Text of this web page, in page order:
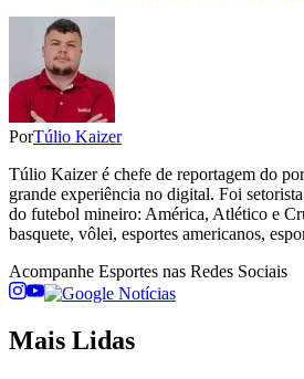
PorTúlio Kaizer
Túlio Kaizer é chefe de reportagem do
grande experiência no digital. Foi
do futebol mineiro: América, Atlético e
basquete, vôlei, esportes americanos,
Acompanhe Esportes nas Redes Sociais
Mais Lidas